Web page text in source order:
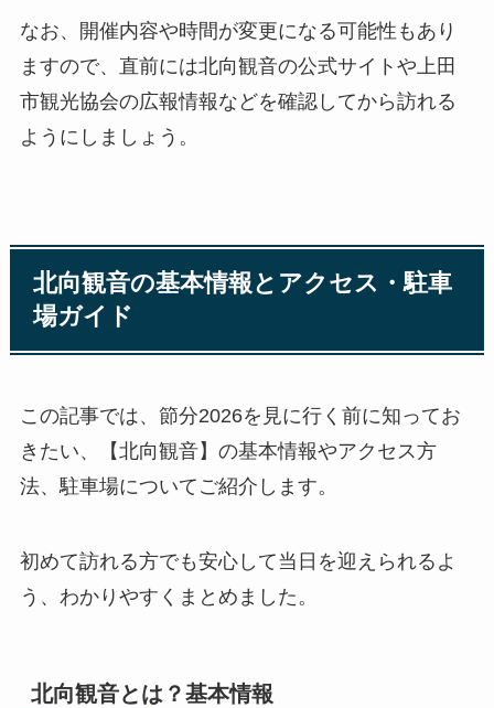
なお、開催内容や時間が変更になる可能性もあり
ますので、直前には北向観音の公式サイトや上田
市観光協会の広報情報などを確認してから訪れる
ようにしましょう。
北向観音の基本情報とアクセス・駐車
場ガイド
この記事では、節分2026を見に行く前に知ってお
きたい、【北向観音】の基本情報やアクセス方
法、駐車場についてご紹介します。
初めて訪れる方でも安心して当日を迎えられるよ
う、わかりやすくまとめました。
北向観音とは？基本情報